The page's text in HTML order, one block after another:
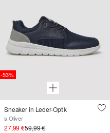
-53%
Sneaker in Leder-Optik
s.Oliver
27,99 €59,99 €